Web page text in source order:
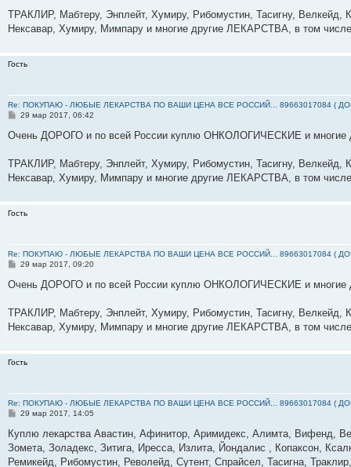
е
и
ТРАКЛИР, Мабтеру, Энплейт, Хумиру, Рибомустин, Тасигну, Велкейд,
Нексавар, Хумиру, Мимпару и многие другие ЛЕКАРСТВА, в том
Гость
Re: ПОКУПАЮ - ЛЮБЫЕ ЛЕКАРСТВА ПО ВАШИ ЦЕНА ВСЕ РОССИЙ... 89663017084 (
С
о
е
и
29 мар 2017, 06:42
Очень ДОРОГО и по всей России куплю ОНКОЛОГИЧЕСКИЕ и
ТРАКЛИР, Мабтеру, Энплейт, Хумиру, Рибомустин, Тасигну, Велкейд,
Нексавар, Хумиру, Мимпару и многие другие ЛЕКАРСТВА, в том
Гость
Re: ПОКУПАЮ - ЛЮБЫЕ ЛЕКАРСТВА ПО ВАШИ ЦЕНА ВСЕ РОССИЙ... 89663017084 (
С
о
е
и
29 мар 2017, 09:20
Очень ДОРОГО и по всей России куплю ОНКОЛОГИЧЕСКИЕ и
ТРАКЛИР, Мабтеру, Энплейт, Хумиру, Рибомустин, Тасигну, Велкейд,
Нексавар, Хумиру, Мимпару и многие другие ЛЕКАРСТВА, в том
Гость
Re: ПОКУПАЮ - ЛЮБЫЕ ЛЕКАРСТВА ПО ВАШИ ЦЕНА ВСЕ РОССИЙ... 89663017084 (
С
о
б
щ
е
29 мар 2017, 14:05
Куплю лекарства Авастин, Афинитор, Аримидекс, Алимта, Вифенд,
Зомета, Золадекс, Зитига, Иресса, Излита, Йондалис , Копаксон,
Ремикейд, Рибомустин, Револейд, Сутент, Спрайсел, Тасигна,